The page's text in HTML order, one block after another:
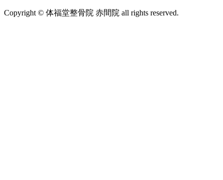
Copyright © 体福堂整骨院 赤間院 all rights reserved.